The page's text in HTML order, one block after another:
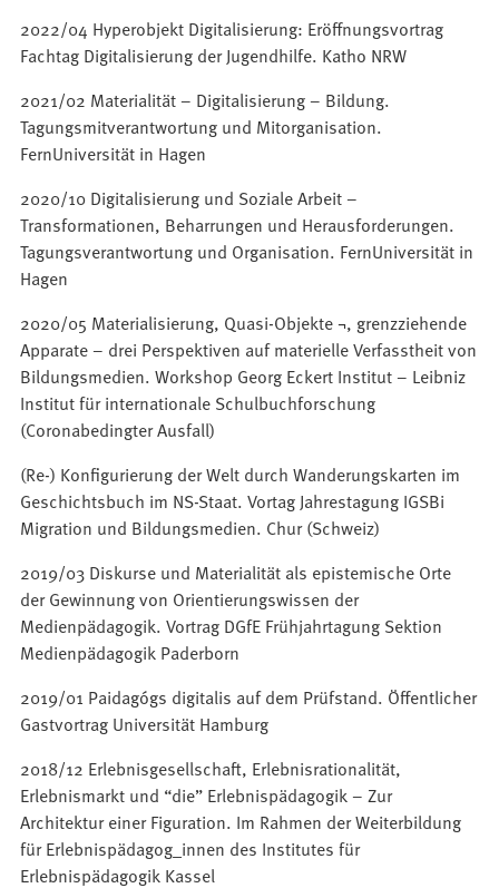
2022/04 Hyperobjekt Digitalisierung: Eröffnungsvortrag
Fachtag Digitalisierung der Jugendhilfe. Katho NRW
2021/02 Materialität – Digitalisierung – Bildung.
Tagungsmitverantwortung und Mitorganisation.
FernUniversität in Hagen
2020/10 Digitalisierung und Soziale Arbeit –
Transformationen, Beharrungen und Herausforderungen.
Tagungsverantwortung und Organisation. FernUniversität in
Hagen
2020/05 Materialisierung, Quasi-Objekte ¬, grenzziehende
Apparate – drei Perspektiven auf materielle Verfasstheit von
Bildungsmedien. Workshop Georg Eckert Institut – Leibniz
Institut für internationale Schulbuchforschung
(Coronabedingter Ausfall)
(Re-) Konfigurierung der Welt durch Wanderungskarten im
Geschichtsbuch im NS-Staat. Vortag Jahrestagung IGSBi
Migration und Bildungsmedien. Chur (Schweiz)
2019/03 Diskurse und Materialität als epistemische Orte
der Gewinnung von Orientierungswissen der
Medienpädagogik. Vortrag DGfE Frühjahrtagung Sektion
Medienpädagogik Paderborn
2019/01 Paidagógs digitalis auf dem Prüfstand. Öffentlicher
Gastvortrag Universität Hamburg
2018/12 Erlebnisgesellschaft, Erlebnisrationalität,
Erlebnismarkt und “die” Erlebnispädagogik – Zur
Architektur einer Figuration. Im Rahmen der Weiterbildung
für Erlebnispädagog_innen des Institutes für
Erlebnispädagogik Kassel